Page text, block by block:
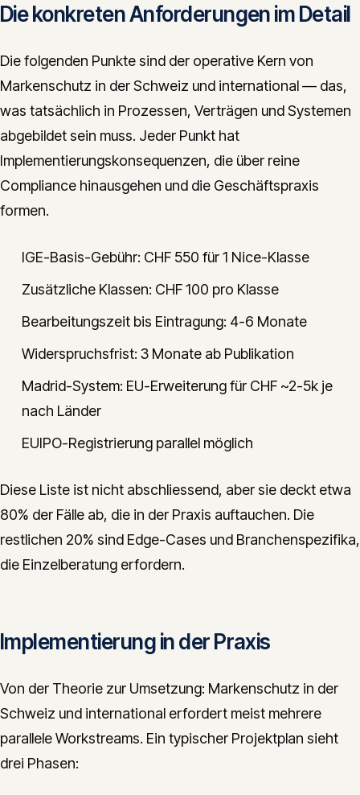
Die konkreten Anforderungen im Detail
Die folgenden Punkte sind der operative Kern von
Markenschutz in der Schweiz und international — das,
was tatsächlich in Prozessen, Verträgen und Systemen
abgebildet sein muss. Jeder Punkt hat
Implementierungskonsequenzen, die über reine
Compliance hinausgehen und die Geschäftspraxis
formen.
IGE-Basis-Gebühr: CHF 550 für 1 Nice-Klasse
Zusätzliche Klassen: CHF 100 pro Klasse
Bearbeitungszeit bis Eintragung: 4-6 Monate
Widerspruchsfrist: 3 Monate ab Publikation
Madrid-System: EU-Erweiterung für CHF ~2-5k je
nach Länder
EUIPO-Registrierung parallel möglich
Diese Liste ist nicht abschliessend, aber sie deckt etwa
80% der Fälle ab, die in der Praxis auftauchen. Die
restlichen 20% sind Edge-Cases und Branchenspezifika,
die Einzelberatung erfordern.
Implementierung in der Praxis
Von der Theorie zur Umsetzung: Markenschutz in der
Schweiz und international erfordert meist mehrere
parallele Workstreams. Ein typischer Projektplan sieht
drei Phasen: